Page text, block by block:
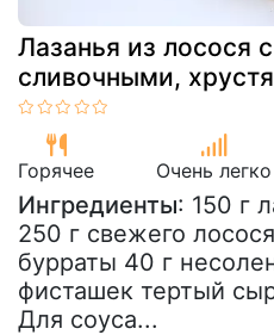
Лазанья из лосося
сливочными,
Горячее Очень легко
Ингредиенты: 150 г
250 г свежего
бурраты 40 г
фисташек тертый
Для соуса...